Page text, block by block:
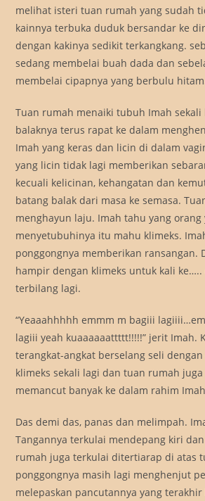
melihat isteri tuan rumah yang sudah
kainnya terbuka duduk bersandar ke
dengan kakinya sedikit terkangkang.
sedang membelai buah dada dan
membelai cipapnya yang berbulu
Tuan rumah menaiki tubuh Imah sekali
balaknya terus rapat ke dalam
Imah yang keras dan licin di dalam
yang licin tidak lagi memberikan
kecuali kelicinan, kehangatan dan
batang balak dari masa ke semasa.
menghayun laju. Imah tahu yang orang
menyetubuhinya itu mahu klimeks.
ponggongnya memberikan ransangan.
hampir dengan klimeks untuk kali
terbilang lagi.
“Yeaaahhhhh emmm m bagiii
lagiii yeah kuaaaaaattttt!!!!!” jerit Imah.
terangkat-angkat berselang seli
klimeks sekali lagi dan tuan rumah
memancut banyak ke dalam rahim Imah
Das demi das, panas dan melimpah.
Tangannya terkulai mendepang kiri
rumah juga terkulai ditertiarap di atas
ponggongnya masih lagi menghenjut
melepaskan pancutannya yang